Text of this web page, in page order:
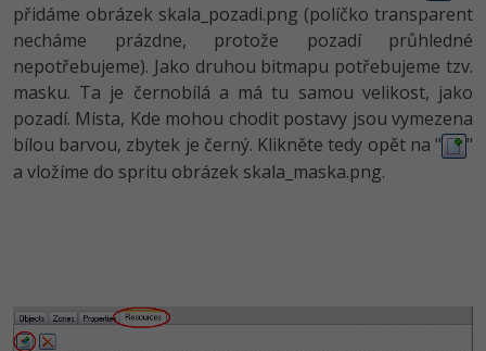
přidáme obrázek skala_pozadi.png (políčko transparent
necháme prázdne, protože pozadí průhledné
nepotřebujeme). Jako druhou bitmapu potřebujeme tzv.
masku. Ta je černobílá a má tu samou velikost, jako
pozadí. Místa, Kde mohou chodit postavy jsou vymezena
bílou barvou, zbytek je černý. Klikněte tedy opět na "
"
a vložíme do spritu obrázek skala_maska.png.